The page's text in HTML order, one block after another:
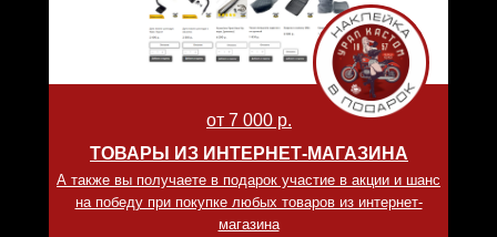
от 7 000 р.
ТОВАРЫ ИЗ ИНТЕРНЕТ-МАГАЗИНА
А также вы получаете в подарок участие в акции и шанс
на победу при покупке любых товаров из интернет-
магазина